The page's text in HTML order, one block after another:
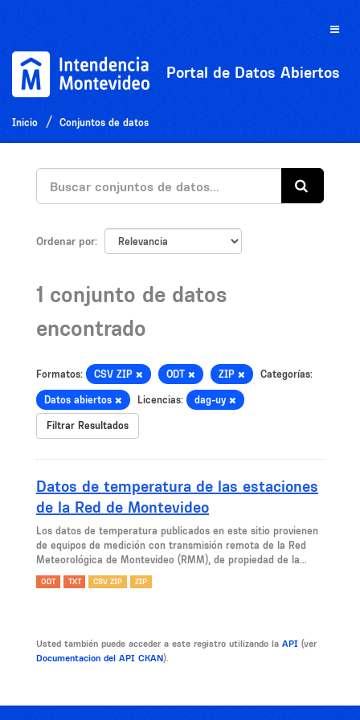
Toggle
Portal de Datos Abiertos
Inicio Conjuntos de datos
Ordenar por
1 conjunto de datos
encontrado
Formatos: CSV ZIP ODT ZIP Categorías:
Datos abiertos Licencias: dag-uy
Filtrar Resultados
Datos de temperatura de las estaciones
de la Red de Montevideo
Los datos de temperatura publicados en este sitio provienen
de equipos de medición con transmisión remota de la Red
Meteorológica de Montevideo (RMM), de propiedad de la...
ODT TXT CSV ZIP ZIP
Usted también puede acceder a este registro utilizando la API (ver
Documentacion del API CKAN).